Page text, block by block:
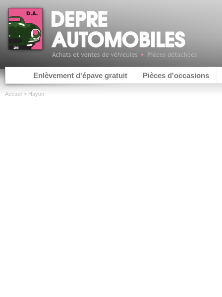
Enlèvement d'épave gratuit Pièces d'occasions
Accueil > Hayon